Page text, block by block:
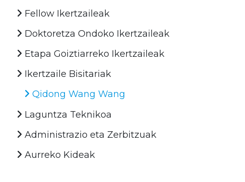
Fellow Ikertzaileak
Doktoretza Ondoko Ikertzaileak
Etapa Goiztiarreko Ikertzaileak
Ikertzaile Bisitariak
Qidong Wang Wang
Laguntza Teknikoa
Administrazio eta Zerbitzuak
Aurreko Kideak